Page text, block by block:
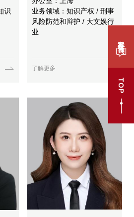
TOP
识
业务领域：知识产权 / 刑事
风险防范和辩护 / 大文娱行
业
了解更多